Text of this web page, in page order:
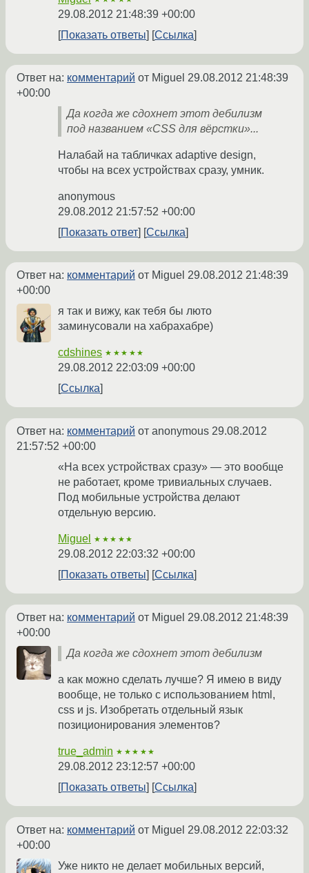
29.08.2012 21:48:39 +00:00
Показать ответы
Ссылка
Ответ на: комментарий от Miguel 29.08.2012 21:48:39
+00:00
Да когда же сдохнет этот дебилизм
под названием «CSS для вёрстки»...
Налабай на табличках adaptive design,
чтобы на всех устройствах сразу, умник.
anonymous
29.08.2012 21:57:52 +00:00
Показать ответ
Ссылка
Ответ на: комментарий от Miguel 29.08.2012 21:48:39
+00:00
я так и вижу, как тебя бы люто
заминусовали на хабрахабре)
cdshines ★★★★★
29.08.2012 22:03:09 +00:00
Ссылка
Ответ на: комментарий от anonymous 29.08.2012
21:57:52 +00:00
«На всех устройствах сразу» — это вообще
не работает, кроме тривиальных случаев.
Под мобильные устройства делают
отдельную версию.
Miguel ★★★★★
29.08.2012 22:03:32 +00:00
Показать ответы
Ссылка
Ответ на: комментарий от Miguel 29.08.2012 21:48:39
+00:00
Да когда же сдохнет этот дебилизм
а как можно сделать лучше? Я имею в виду
вообще, не только с использованием html,
css и js. Изобретать отдельный язык
позиционирования элементов?
true_admin ★★★★★
29.08.2012 23:12:57 +00:00
Показать ответы
Ссылка
Ответ на: комментарий от Miguel 29.08.2012 22:03:32
+00:00
Уже никто не делает мобильных версий,